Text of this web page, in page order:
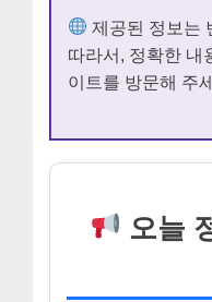
제공된 정보는
따라서, 정확한 내
이트를 방문해 주
오늘